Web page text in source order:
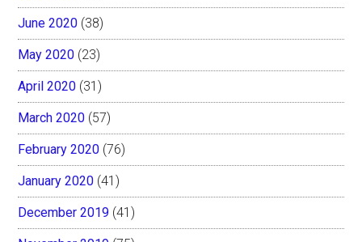
June 2020 (38)
May 2020 (23)
April 2020 (31)
March 2020 (57)
February 2020 (76)
January 2020 (41)
December 2019 (41)